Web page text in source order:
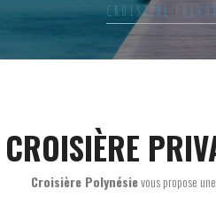
CROISIÈRE
CROISIÈRE
Croisière Polynésievous propose une